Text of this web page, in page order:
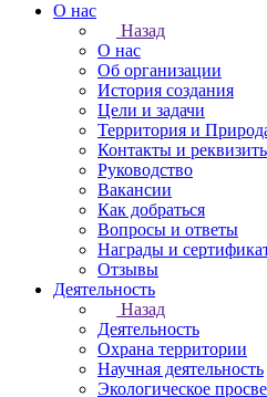
О нас
Назад
О нас
Об организации
История создания
Цели и задачи
Территория и
Контакты и
Руководство
Вакансии
Как добраться
Вопросы и ответы
Награды и
Отзывы
Деятельность
Назад
Деятельность
Охрана территории
Научная деятельность
Экологическое